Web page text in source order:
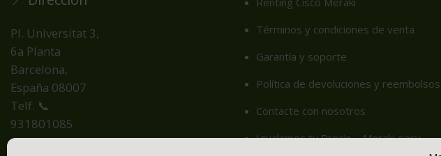
Pl. Universitat 3,
6a Planta
Barcelona,
España 08007
Telf. 📞
931801085
Términos y condiciones de venta
Garantía y soporte
Política de devoluciones y reembolsos
Contacte con nosotros
Igualamos tu Precio – Meraki easy